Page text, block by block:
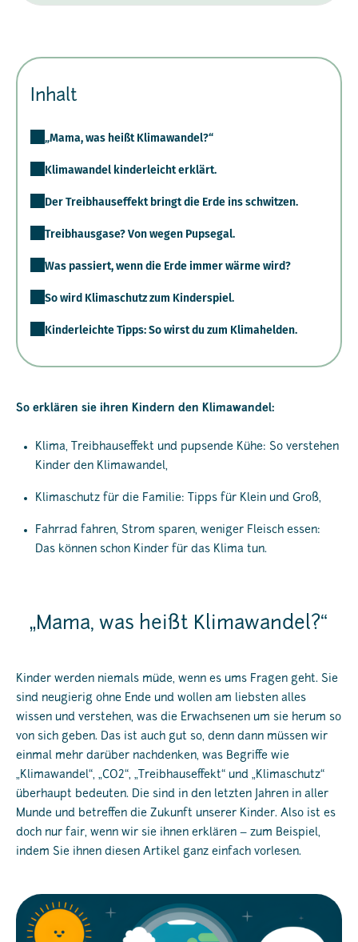
Inhalt
„Mama, was heißt Klimawandel?“
Klimawandel kinderleicht erklärt.
Der Treibhauseffekt bringt die Erde ins schwitzen.
Treibhausgase? Von wegen Pupsegal.
Was passiert, wenn die Erde immer wärme wird?
So wird Klimaschutz zum Kinderspiel.
Kinderleichte Tipps: So wirst du zum Klimahelden.
So erklären sie ihren Kindern den Klimawandel:
Klima, Treibhauseffekt und pupsende Kühe: So verstehen
Kinder den Klimawandel,
Klimaschutz für die Familie: Tipps für Klein und Groß,
Fahrrad fahren, Strom sparen, weniger Fleisch essen:
Das können schon Kinder für das Klima tun.
„Mama, was heißt Klimawandel?“
Kinder werden niemals müde, wenn es ums Fragen geht. Sie
sind neugierig ohne Ende und wollen am liebsten alles
wissen und verstehen, was die Erwachsenen um sie herum so
von sich geben. Das ist auch gut so, denn dann müssen wir
einmal mehr darüber nachdenken, was Begriffe wie
„Klimawandel“, „CO2“, „Treibhauseffekt“ und „Klimaschutz“
überhaupt bedeuten. Die sind in den letzten Jahren in aller
Munde und betreffen die Zukunft unserer Kinder. Also ist es
doch nur fair, wenn wir sie ihnen erklären – zum Beispiel,
indem Sie ihnen diesen Artikel ganz einfach vorlesen.